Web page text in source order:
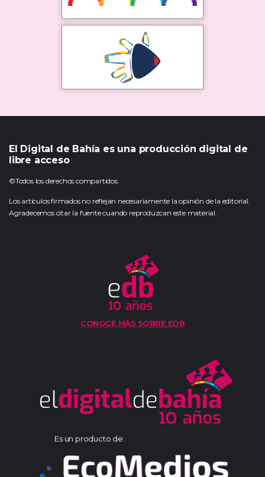
El Digital de Bahía es una producción digital de
libre acceso
©Todos los derechos compartidos.
Los artículos firmados no reflejan necesariamente la opinión de la editorial.
Agradecemos citar la fuente cuando reproduzcan este material.
CONOCE MÁS SOBRE EDB
Es un producto de: